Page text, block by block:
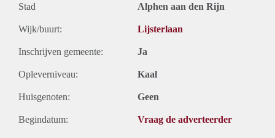
Stad Alphen aan den Rijn
Wijk/buurt: Lijsterlaan
Inschrijven gemeente: Ja
Opleverniveau: Kaal
Huisgenoten: Geen
Begindatum: Vraag de adverteerder